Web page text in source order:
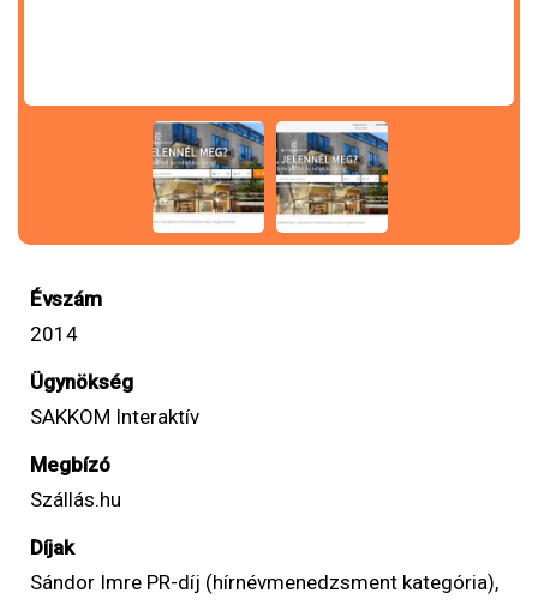
Évszám
2014
Ügynökség
SAKKOM Interaktív
Megbízó
Szállás.hu
Díjak
Sándor Imre PR-díj (hírnévmenedzsment kategória),